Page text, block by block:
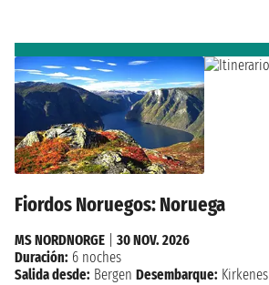
Fiordos Noruegos: Noruega
MS NORDNORGE
30 NOV. 2026
Duración: 6 noches
Salida desde: Bergen Desembarque: Kirkenes